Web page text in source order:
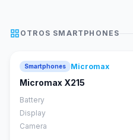
grid_view OTROS SMARTPHONES
Smartphones Micromax
Micromax X215
Battery
Display
Camera